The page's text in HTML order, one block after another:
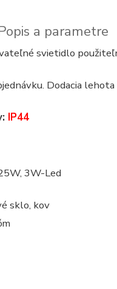
a parametre
svietidlo
Dodacia
IP44
3W-Led
sklo, kov